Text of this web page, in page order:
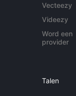
Vecteezy
Videezy
Word een
provider
Talen